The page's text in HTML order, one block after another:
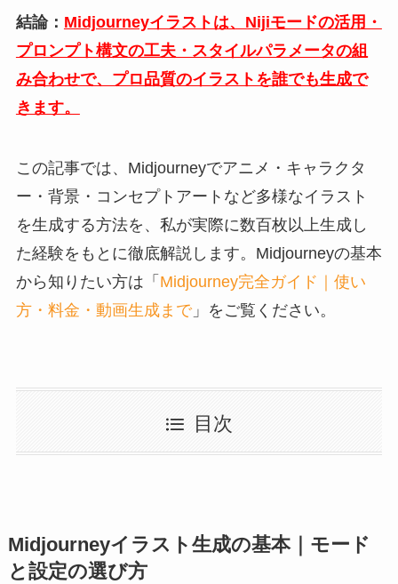
結論： Midjourneyイラストは、Nijiモードの活用・
プロンプト構文の工夫・スタイルパラメータの組
み合わせで、プロ品質のイラストを誰でも生成で
きます。
この記事では、Midjourneyでアニメ・キャラクタ
ー・背景・コンセプトアートなど多様なイラスト
を生成する方法を、私が実際に数百枚以上生成し
た経験をもとに徹底解説します。Midjourneyの基本
から知りたい方は「 Midjourney完全ガイド｜使い
方・料金・動画生成まで」をご覧ください。
目次
Midjourneyイラスト生成の基本｜モード
と設定の選び方